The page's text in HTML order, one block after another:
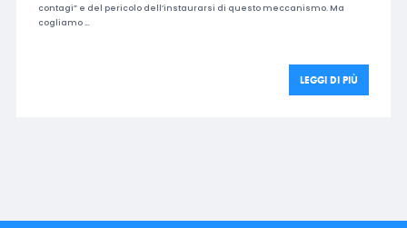
contagi” e del pericolo dell’instaurarsi di questo meccanismo. Ma
cogliamo …
LEGGI DI PIÙ